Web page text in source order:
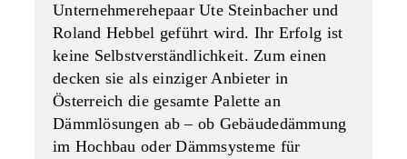
Unternehmerehepaar Ute Steinbacher und
Roland Hebbel geführt wird. Ihr Erfolg ist
keine Selbstverständlichkeit. Zum einen
decken sie als einziger Anbieter in
Österreich die gesamte Palette an
Dämmlösungen ab – ob Gebäudedämmung
im Hochbau oder Dämmsysteme für